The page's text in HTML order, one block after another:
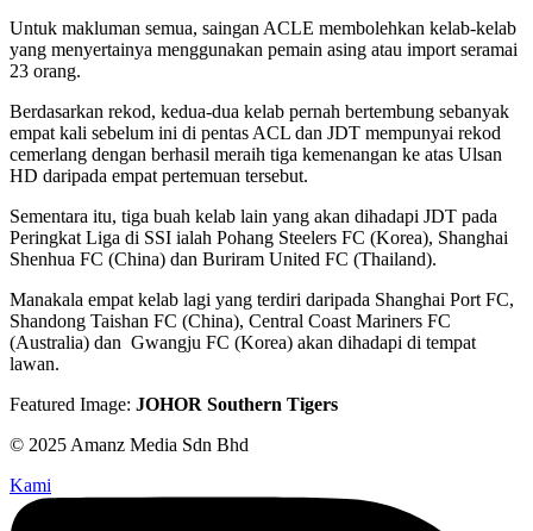
Untuk makluman semua, saingan ACLE membolehkan kelab-kelab
yang menyertainya menggunakan pemain asing atau import seramai
23 orang.
Berdasarkan rekod, kedua-dua kelab pernah bertembung sebanyak
empat kali sebelum ini di pentas ACL dan JDT mempunyai rekod
cemerlang dengan berhasil meraih tiga kemenangan ke atas Ulsan
HD daripada empat pertemuan tersebut.
Sementara itu, tiga buah kelab lain yang akan dihadapi JDT pada
Peringkat Liga di SSI ialah Pohang Steelers FC (Korea), Shanghai
Shenhua FC (China) dan Buriram United FC (Thailand).
Manakala empat kelab lagi yang terdiri daripada Shanghai Port FC,
Shandong Taishan FC (China), Central Coast Mariners FC
(Australia) dan Gwangju FC (Korea) akan dihadapi di tempat
lawan.
Featured Image: JOHOR Southern Tigers
© 2025 Amanz Media Sdn Bhd
Kami